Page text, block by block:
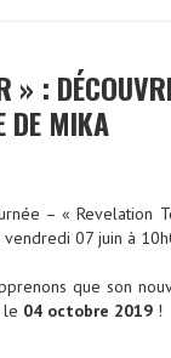
» :
DE MIKA
– « Revelation
07 juin à
que son
le 04 octobre 2019 !